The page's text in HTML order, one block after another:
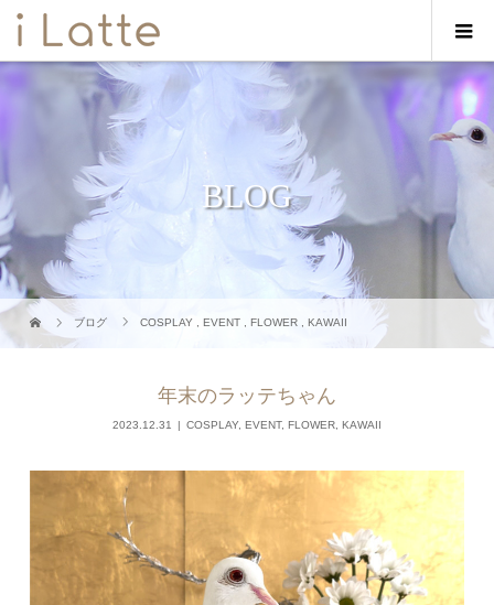
BLOG
ブログ COSPLAY ,EVENT ,FLOWER ,KAWAII
年末のラッテちゃん
2023.12.31 COSPLAY, EVENT, FLOWER KAWAII